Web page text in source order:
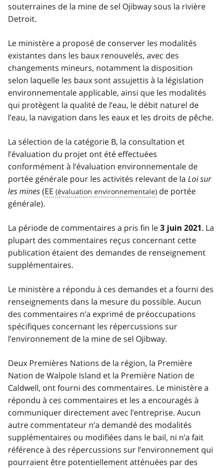
souterraines de la mine de sel Ojibway sous la rivière
Detroit.
Le ministère a proposé de conserver les modalités
existantes dans les baux renouvelés, avec des
changements mineurs, notamment la disposition
selon laquelle les baux sont assujettis à la législation
environnementale applicable, ainsi que les modalités
qui protègent la qualité de l’eau, le débit naturel de
l’eau, la navigation dans les eaux et les droits de pêche.
La sélection de la catégorie B, la consultation et
l’évaluation du projet ont été effectuées
conformément à l’évaluation environnementale de
portée générale pour les activités relevant de la Loi sur
les mines(EE
de portée
générale).
La période de commentaires a pris fin le 3 juin 2021. La
plupart des commentaires reçus concernant cette
publication étaient des demandes de renseignement
supplémentaires.
Le ministère a répondu à ces demandes et a fourni des
renseignements dans la mesure du possible. Aucun
des commentaires n’a exprimé de préoccupations
spécifiques concernant les répercussions sur
l’environnement de la mine de sel Ojibway.
Deux Premières Nations de la région, la Première
Nation de Walpole Island et la Première Nation de
Caldwell, ont fourni des commentaires. Le ministère a
répondu à ces commentaires et les a encouragés à
communiquer directement avec l’entreprise. Aucun
autre commentateur n’a demandé des modalités
supplémentaires ou modifiées dans le bail, ni n’a fait
référence à des répercussions sur l’environnement qui
pourraient être potentiellement atténuées par des